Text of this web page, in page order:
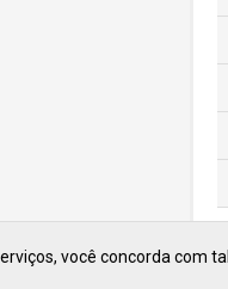
você concorda com tal